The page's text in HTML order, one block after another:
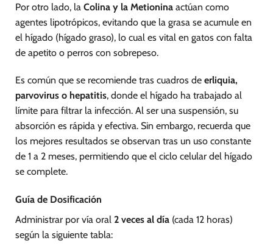
Por otro lado, la Colina y la Metionina actúan como
agentes lipotrópicos, evitando que la grasa se acumule en
el hígado (hígado graso), lo cual es vital en gatos con falta
de apetito o perros con sobrepeso.
Es común que se recomiende tras cuadros de erliquia,
parvovirus o hepatitis, donde el hígado ha trabajado al
límite para filtrar la infección. Al ser una suspensión, su
absorción es rápida y efectiva. Sin embargo, recuerda que
los mejores resultados se observan tras un uso constante
de 1 a 2 meses, permitiendo que el ciclo celular del hígado
se complete.
Guía de Dosificación
Administrar por vía oral 2 veces al día (cada 12 horas)
según la siguiente tabla: